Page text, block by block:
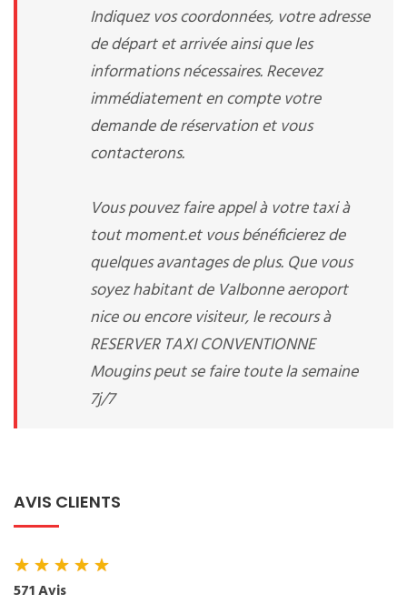
Indiquez vos coordonnées, votre adresse
de départ et arrivée ainsi que les
informations nécessaires. Recevez
immédiatement en compte votre
demande de réservation et vous
contacterons.
Vous pouvez faire appel à votre taxi à
tout moment.et vous bénéficierez de
quelques avantages de plus. Que vous
soyez habitant de Valbonne aeroport
nice ou encore visiteur, le recours à
RESERVER TAXI CONVENTIONNE
Mougins peut se faire toute la semaine
7j/7
AVIS CLIENTS
★★★★★
571 Avis